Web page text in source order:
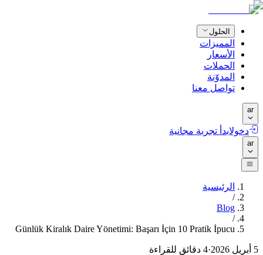
الحلول
المميزات
الأسعار
الحملات
المدوّنة
تواصل معنا
ar
دخولابدأ تجربة مجانية
ar
الرئيسية
/
Blog
/
Günlük Kiralık Daire Yönetimi: Başarı İçin 10 Pratik İpucu
5 أبريل 2026 ·
4 دقائق للقراءة